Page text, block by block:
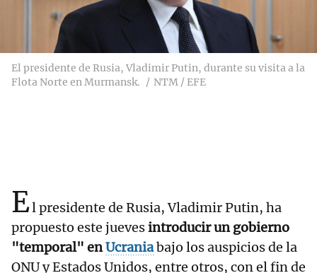
El presidente de Rusia, Vladimir Putin, durante su visita a la
Flota Norte en Murmansk.
NTM / EFE
El presidente de Rusia, Vladimir Putin, ha
propuesto este juevesintroducir un gobierno
"temporal" enUcraniabajo los auspicios de la
ONU y Estados Unidos, entre otros, con el fin de